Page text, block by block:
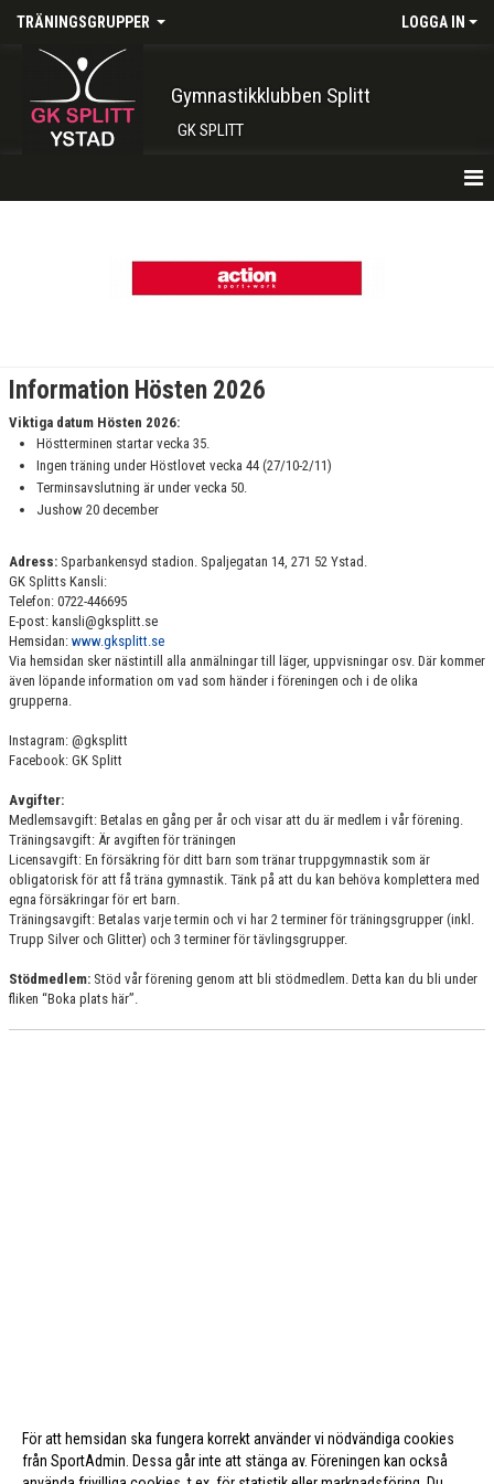
TRÄNINGSGRUPPER LOGGA IN
Gymnastikklubben Splitt
GK SPLITT
TRUPP 2 SÖNDAG 10:15-11:45
TRUPP 2-3 LÖRDAG 9:00-10:30
TRUPP 3 TISDAG 17:15-18:45
TRUPP 3 SÖNDAG 9.00-10.30
TRUPP 4 MÅNDAG 19:00-20:30
KILLTRUPPEN ONSDAG 16:15-17:45
TRUPP GLITTER
TRUPP SILVER
VUXENGRUPP 16+
Information Hösten 2026
Viktiga datum Hösten 2026:
Höstterminen startar vecka 35.
Ingen träning under Höstlovet vecka 44 (27/10-2/11)
Terminsavslutning är under vecka 50.
Jushow 20 december
Adress: Sparbankensyd stadion. Spaljegatan 14, 271 52 Ystad.
GK Splitts Kansli:
Telefon: 0722-446695
E-post: kansli@gksplitt.se
Hemsidan: www.gksplitt.se
Via hemsidan sker nästintill alla anmälningar till läger, uppvisningar osv. Där kommer
även löpande information om vad som händer i föreningen och i de olika
grupperna.
Instagram: @gksplitt
Facebook: GK Splitt
Avgifter:
Medlemsavgift: Betalas en gång per år och visar att du är medlem i vår förening.
Träningsavgift: Är avgiften för träningen
Licensavgift: En försäkring för ditt barn som tränar truppgymnastik som är
obligatorisk för att få träna gymnastik. Tänk på att du kan behöva komplettera med
egna försäkringar för ert barn.
Träningsavgift: Betalas varje termin och vi har 2 terminer för träningsgrupper (inkl.
Trupp Silver och Glitter) och 3 terminer för tävlingsgrupper.
Stödmedlem: Stöd vår förening genom att bli stödmedlem. Detta kan du bli under
fliken “Boka plats här”.
För att hemsidan ska fungera korrekt använder vi nödvändiga cookies
från SportAdmin. Dessa går inte att stänga av. Föreningen kan också